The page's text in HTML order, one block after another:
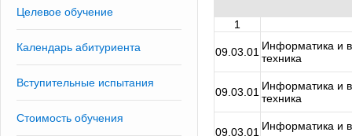
Целевое обучение
Календарь абитуриента
Вступительные испытания
Стоимость обучения
1
09.03.01 Информатика и
техника
09.03.01 Информатика и
техника
09.03.01 Информатика и